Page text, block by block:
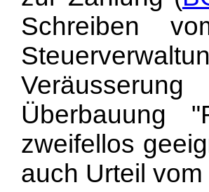
Schreiben
Überbauung
zweifellos
auch Urteil